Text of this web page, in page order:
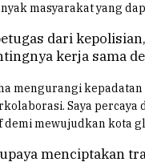
masyarakat yang
dari
kerja sama
mengurangi
Saya
mewujudkan kota
menciptakan